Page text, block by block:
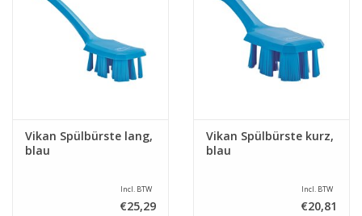
Vikan Spülbürste lang,
blau
Incl. BTW
€25,29
Vikan Spülbürste kurz,
blau
Incl. BTW
€20,81